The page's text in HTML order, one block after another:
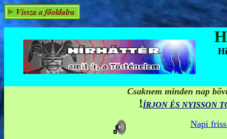
Csaknem minden nap
!ÍRJON ÉS NYISSON
Napi